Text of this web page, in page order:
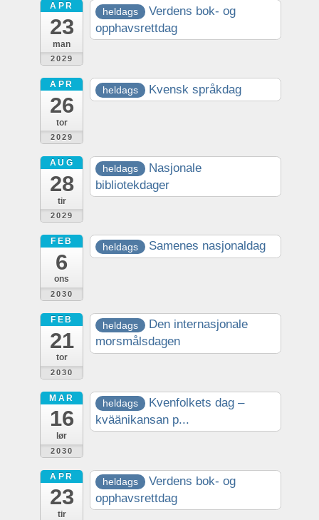
APR
23
man
2029
heldags
Verdens bok- og
opphavsrettdag
APR
26
tor
2029
heldags Kvensk språkdag
AUG
28
tir
2029
heldags
Nasjonale
bibliotekdager
FEB
6
ons
2030
heldags Samenes nasjonaldag
FEB
21
tor
2030
heldags
Den internasjonale
morsmålsdagen
MAR
16
lør
2030
heldags
Kvenfolkets dag –
kväänikansan p...
APR
23
tir
heldags
Verdens bok- og
opphavsrettdag